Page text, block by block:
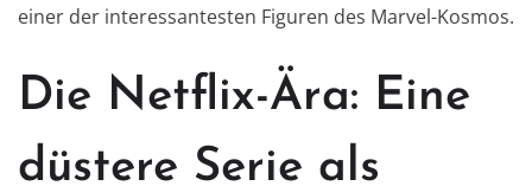
einer der interessantesten Figuren des Marvel-Kosmos.
Die Netflix-Ära: Eine
düstere Serie als